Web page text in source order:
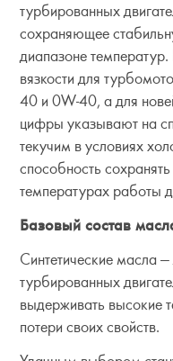
турбированных
сохраняющее
диапазоне
вязкости для
40 и 0W-40, а для
цифры указывают на
текучим в условиях
способность
температурах работы
Базовый состав
Синтетические масла
турбированных
выдерживать высокие
потери своих свойств.